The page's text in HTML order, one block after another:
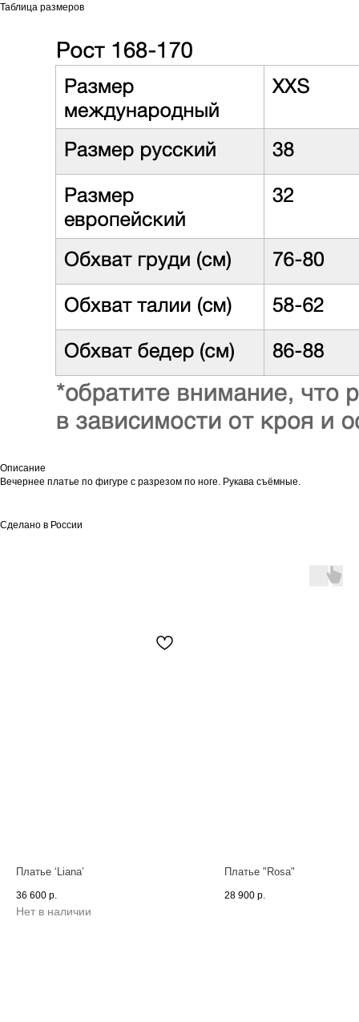
Таблица размеров
Описание
Вечернее платье по фигуре с разрезом по ноге. Рукава съёмные.
Сделано в России
Платье ‘Liana’
36 600 р.
Нет в наличии
Платье "Rosa"
28 900 р.